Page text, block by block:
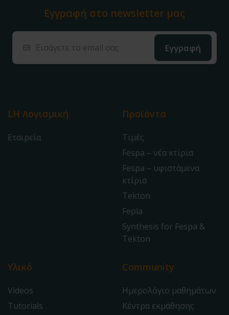
LH Λογισμική
Εταιρεία
Προϊόντα
Τιμές
Fespa – νέα κτίρια
Fespa – υφιστάμενα
κτίρια
Tekton
Fepla
Synthesis for Fespa &
Tekton
Υλικό
Videos
Tutorials
Community
Ημερολόγιο μαθημάτων
Κέντρα εκμάθησης
Εγγραφή στο newsletter μας